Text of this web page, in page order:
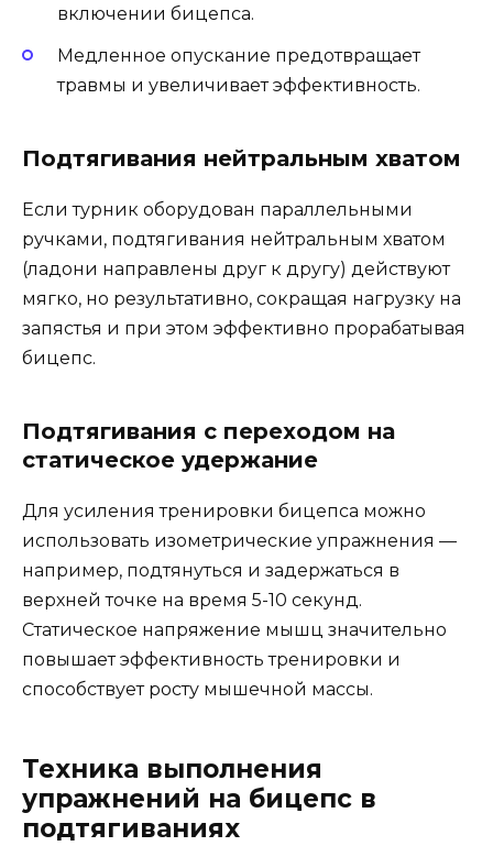
включении бицепса.
Медленное опускание предотвращает
травмы и увеличивает эффективность.
Подтягивания нейтральным хватом
Если турник оборудован параллельными
ручками, подтягивания нейтральным хватом
(ладони направлены друг к другу) действуют
мягко, но результативно, сокращая нагрузку на
запястья и при этом эффективно прорабатывая
бицепс.
Подтягивания с переходом на
статическое удержание
Для усиления тренировки бицепса можно
использовать изометрические упражнения —
например, подтянуться и задержаться в
верхней точке на время 5-10 секунд.
Статическое напряжение мышц значительно
повышает эффективность тренировки и
способствует росту мышечной массы.
Техника выполнения
упражнений на бицепс в
подтягиваниях